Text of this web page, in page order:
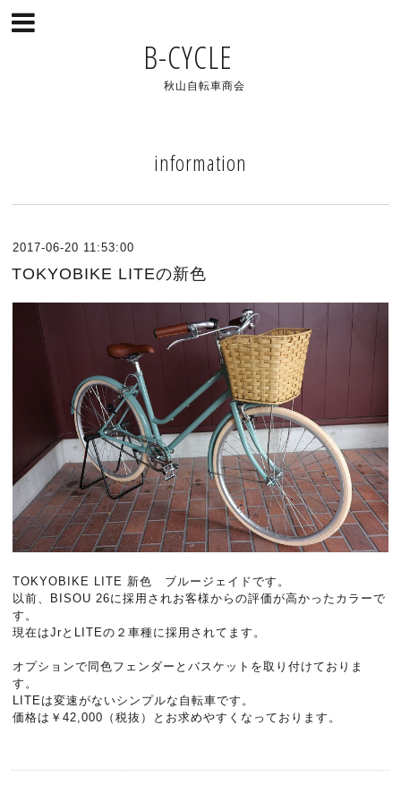
B-CYCLE
秋山自転車商会
information
2017-06-20 11:53:00
TOKYOBIKE LITEの新色
TOKYOBIKE LITE 新色 ブルージェイドです。
以前、BISOU 26に採用されお客様からの評価が高かったカラーで
す。
現在はJrとLITEの２車種に採用されてます。
オプションで同色フェンダーとバスケットを取り付けておりま
す。
LITEは変速がないシンプルな自転車です。
価格は￥42,000（税抜）とお求めやすくなっております。